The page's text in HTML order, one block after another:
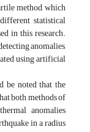
method, which
statistical
in this research.
anomalies,
using artificial
be noted that the
both methods of
anomalies
in a radius